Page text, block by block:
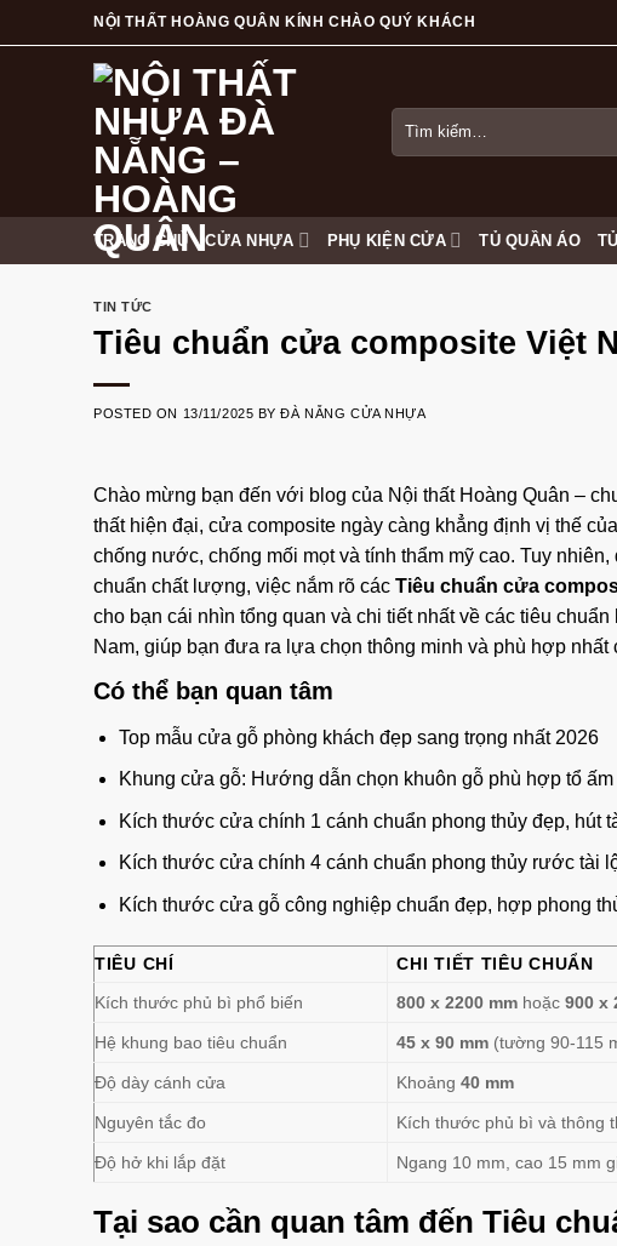
to
NỘI THẤT HOÀNG QUÂN KÍNH CHÀO QUÝ KHÁCH
Tìm
kiếm:
TRANG CHỦ CỬA NHỰA PHỤ KIỆN CỬA TỦ QUẦN ÁO
TIN TỨC
Tiêu chuẩn cửa composite Việt
POSTED ON 13/11/2025 BYĐÀ NẴNG CỬA NHỰA
Chào mừng bạn đến với blog của Nội thất Hoàng Quân –
thất hiện đại, cửa composite ngày càng khẳng định vị thế
chống nước, chống mối mọt và tính thẩm mỹ cao. Tuy
chuẩn chất lượng, việc nắm rõ các Tiêu chuẩn cửa
cho bạn cái nhìn tổng quan và chi tiết nhất về các tiêu
Nam, giúp bạn đưa ra lựa chọn thông minh và phù hợp nhất
Có thể bạn quan tâm
Top mẫu cửa gỗ phòng khách đẹp sang trọng nhất 2026
Khung cửa gỗ: Hướng dẫn chọn khuôn gỗ phù hợp tổ ấm
Kích thước cửa chính 1 cánh chuẩn phong thủy đẹp, hút
Kích thước cửa chính 4 cánh chuẩn phong thủy rước tài
Kích thước cửa gỗ công nghiệp chuẩn đẹp, hợp phong
TIÊU CHÍ
CHI TIẾT TIÊU CHUẨN
Kích thước phủ bì phổ biến
800 x 2200 mm hoặc900 x
Hệ khung bao tiêu chuẩn 45 x 90 mm (tường 90-115
Độ dày cánh cửa Khoảng40 mm
Nguyên tắc đo Kích thước phủ bì và thông
Độ hở khi lắp đặt Ngang 10 mm, cao 15 mm
Tại sao cần quan tâm đến Tiêu